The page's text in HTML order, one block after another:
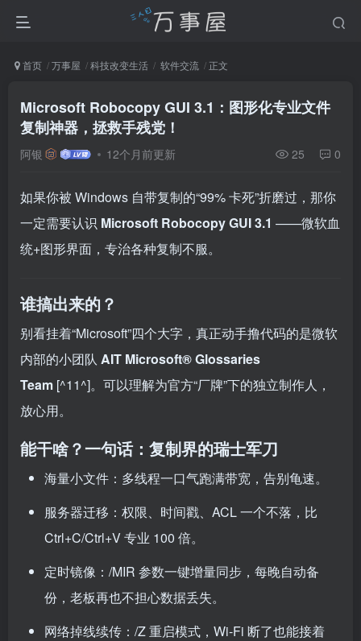
首页 万事屋 科技改变生活 软件交流 正文
Microsoft Robocopy GUI 3.1：图形化专业文件
复制神器，拯救手残党！
阿银 12个月前更新 25 0
如果你被 Windows 自带复制的“99% 卡死”折磨过，那你
一定需要认识 Microsoft Robocopy GUI 3.1 ——微软血
统+图形界面，专治各种复制不服。
谁搞出来的？
别看挂着“Microsoft”四个大字，真正动手撸代码的是微软
内部的小团队 AIT Microsoft® Glossaries
Team [^11^]。可以理解为官方“厂牌”下的独立制作人，
放心用。
能干啥？一句话：复制界的瑞士军刀
海量小文件：多线程一口气跑满带宽，告别龟速。
服务器迁移：权限、时间戳、ACL 一个不落，比
Ctrl+C/Ctrl+V 专业 100 倍。
定时镜像：/MIR 参数一键增量同步，每晚自动备
份，老板再也不担心数据丢失。
网络掉线续传：/Z 重启模式，Wi-Fi 断了也能接着